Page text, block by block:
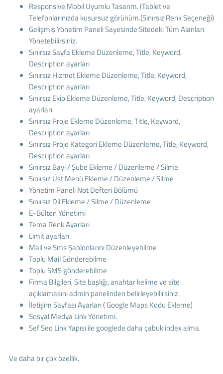
Responsive Mobil Uyumlu Tasarım. (Tablet ve
Telefonlarınızda kusursuz görünüm.(Sınırsız Renk Seçeneği)
Gelişmiş Yönetim Paneli Sayesinde Sitedeki Tüm Alanları
Yönetebilirsiniz.
Sınırsız Sayfa Ekleme Düzenleme, Title, Keyword,
Description ayarları
Sınırsız Hizmet Ekleme Düzenleme, Title, Keyword,
Description ayarları
Sınırsız Ekip Ekleme Düzenleme, Title, Keyword, Description
ayarları
Sınırsız Proje Ekleme Düzenleme, Title, Keyword,
Description ayarları
Sınırsız Proje Kategori Ekleme Düzenleme, Title, Keyword,
Description ayarları
Sınırsız Bayi / Şube Ekleme / Düzenleme / Silme
Sınırsız Üst Menü Ekleme / Düzenleme / Silme
Yönetim Paneli Not Defteri Bölümü
Sınırsız Dil Ekleme / Silme / Düzenleme
E-Bülten Yönetimi
Tema Renk Ayarları
Limit ayarları
Mail ve Sms Şablonlarını Düzenleyebilme
Toplu Mail Gönderebilme
Toplu SMS gönderebilme
Firma Bilgileri, Site başlığı, anahtar kelime ve site
açıklamasını admin panelinden belirleyebilirsiniz.
İletişim Sayfası Ayarları ( Google Maps Kodu Ekleme)
Sosyal Medya Link Yönetimi.
Sef Seo Link Yapısı ile googlede daha çabuk index alma.
Ve daha bir çok özellik.